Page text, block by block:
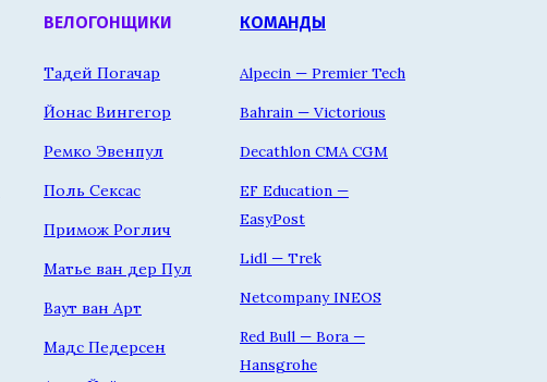
ВЕЛОГОНЩИКИ
Тадей Погачар
Йонас Вингегор
Ремко Эвенпул
Поль Сексас
Примож Роглич
Матье ван дер Пул
Ваут ван Арт
Мадс Педерсен
КОМАНДЫ
Alpecin — Premier Tech
Bahrain — Victorious
Decathlon CMA CGM
EF Education —
EasyPost
Lidl — Trek
Netcompany INEOS
Red Bull — Bora —
Hansgrohe